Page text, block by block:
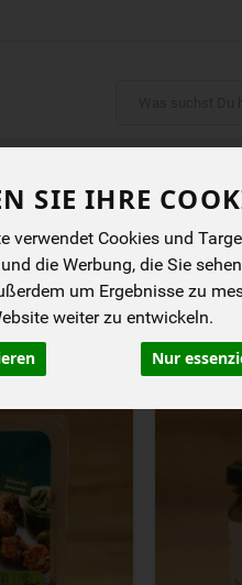
SIE IHRE
verwendet Cookies und
die Werbung, die Sie
um Ergebnisse zu
weiter zu entwickeln.
Nur
Ernährung Allergene